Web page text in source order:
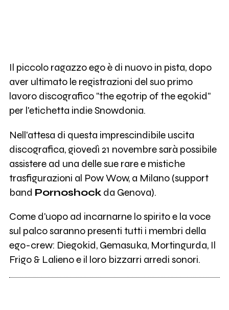
Il piccolo ragazzo ego è di nuovo in pista, dopo
aver ultimato le registrazioni del suo primo
lavoro discografico "the egotrip of the egokid"
per l'etichetta indie Snowdonia.
Nell'attesa di questa imprescindibile uscita
discografica, giovedì 21 novembre sarà possibile
assistere ad una delle sue rare e mistiche
trasfigurazioni al Pow Wow, a Milano (support
band Pornoshockda Genova).
Come d'uopo ad incarnarne lo spirito e la voce
sul palco saranno presenti tutti i membri della
ego-crew: Diegokid, Gemasuka, Mortingurda, Il
Frigo & Lalieno e il loro bizzarri arredi sonori.